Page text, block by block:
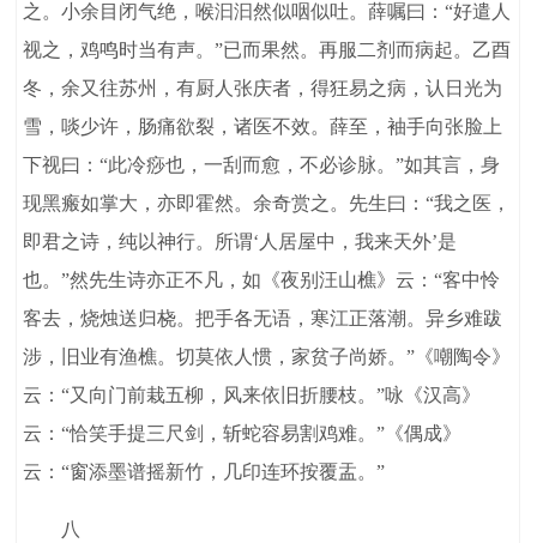
之。小余目闭气绝，喉汩汩然似咽似吐。薛嘱曰：“好遣人
视之，鸡鸣时当有声。”已而果然。再服二剂而病起。乙酉
冬，余又往苏州，有厨人张庆者，得狂易之病，认日光为
雪，啖少许，肠痛欲裂，诸医不效。薛至，袖手向张脸上
下视曰：“此冷痧也，一刮而愈，不必诊脉。”如其言，身
现黑瘢如掌大，亦即霍然。余奇赏之。先生曰：“我之医，
即君之诗，纯以神行。所谓‘人居屋中，我来天外’是
也。”然先生诗亦正不凡，如《夜别汪山樵》云：“客中怜
客去，烧烛送归桡。把手各无语，寒江正落潮。异乡难跋
涉，旧业有渔樵。切莫依人惯，家贫子尚娇。”《嘲陶令》
云：“又向门前栽五柳，风来依旧折腰枝。”咏《汉高》
云：“恰笑手提三尺剑，斩蛇容易割鸡难。”《偶成》
云：“窗添墨谱摇新竹，几印连环按覆盂。”
八